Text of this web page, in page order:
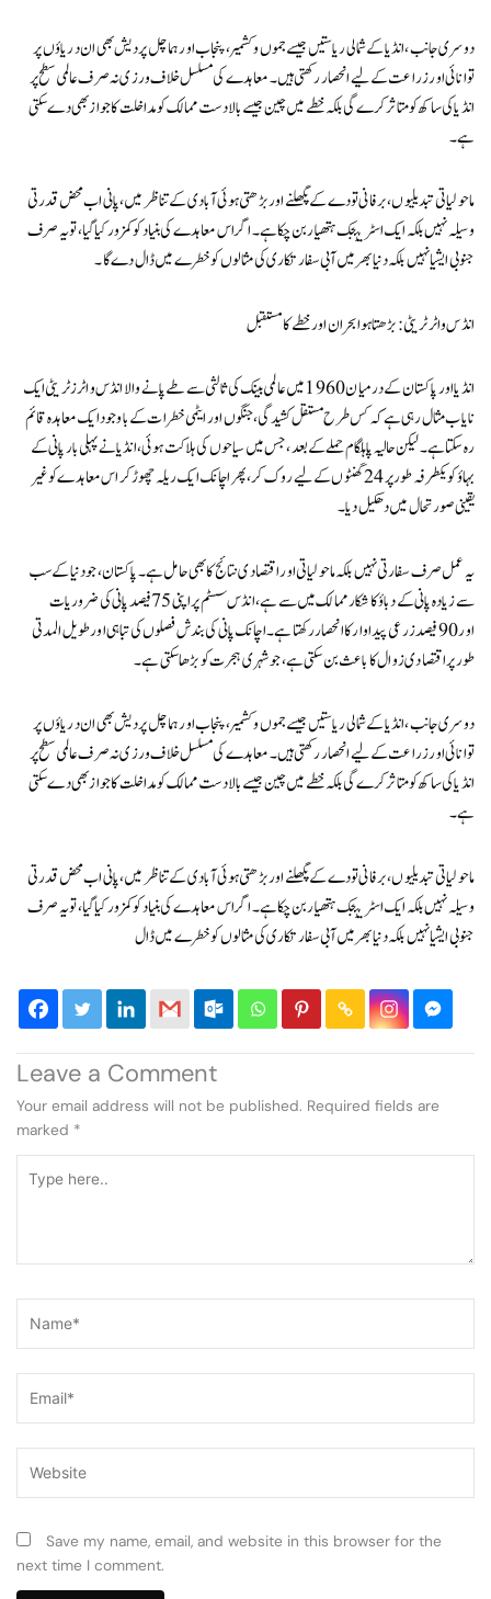
دوسری جانب، انڈیا کے شمالی ریاستیں جیسے جموں و کشمیر، پنجاب اور ہماچل پردیش بھی ان دریاؤں پر
توانائی اور زراعت کے لیے انحصار رکھتی ہیں۔ معاہدے کی مسلسل خلاف ورزی نہ صرف عالمی سطح پر
انڈیا کی ساکھ کو متاثر کرے گی بلکہ خطے میں چین جیسے بالادست ممالک کو مداخلت کا جواز بھی دے سکتی
ہے۔
ماحولیاتی تبدیلیوں، برفانی تودے کے پگھلنے اور بڑھتی ہوئی آبادی کے تناظر میں، پانی اب محض قدرتی
وسیلہ نہیں بلکہ ایک اسٹریٹجک ہتھیار بن چکا ہے۔ اگر اس معاہدے کی بنیاد کو کمزور کیا گیا، تو یہ صرف
جنوبی ایشیا نہیں بلکہ دنیا بھر میں آبی سفارتکاری کی مثالوں کو خطرے میں ڈال دے گا۔
انڈس واٹر ٹریٹی: بڑھتا ہوا بحران اور خطے کا مستقبل
انڈیا اور پاکستان کے درمیان 1960 میں عالمی بینک کی ثالثی سے طے پانے والا انڈس واٹرز ٹریٹی ایک
نایاب مثال رہی ہے کہ کس طرح مستقل کشیدگی، جنگوں اور ایٹمی خطرات کے باوجود ایک معاہدہ قائم
رہ سکتا ہے۔ لیکن حالیہ پاہلگام حملے کے بعد، جس میں سیاحوں کی ہلاکت ہوئی، انڈیا نے پہلی بار پانی کے
بہاؤ کو یکطرفہ طور پر 24 گھنٹوں کے لیے روک کر، پھر اچانک ایک ریلہ چھوڑ کر اس معاہدے کو غیر
یقینی صورتحال میں دھکیل دیا۔
یہ عمل صرف سفارتی نہیں بلکہ ماحولیاتی اور اقتصادی نتائج کا بھی حامل ہے۔ پاکستان، جو دنیا کے سب
سے زیادہ پانی کے دباؤ کا شکار ممالک میں سے ہے، انڈس سسٹم پر اپنی 75 فیصد پانی کی ضروریات
اور 90 فیصد زرعی پیداوار کا انحصار رکھتا ہے۔ اچانک پانی کی بندش فصلوں کی تباہی اور طویل المدتی
طور پر اقتصادی زوال کا باعث بن سکتی ہے، جو شہری ہجرت کو بڑھا سکتی ہے۔
دوسری جانب، انڈیا کے شمالی ریاستیں جیسے جموں و کشمیر، پنجاب اور ہماچل پردیش بھی ان دریاؤں پر
توانائی اور زراعت کے لیے انحصار رکھتی ہیں۔ معاہدے کی مسلسل خلاف ورزی نہ صرف عالمی سطح پر
انڈیا کی ساکھ کو متاثر کرے گی بلکہ خطے میں چین جیسے بالادست ممالک کو مداخلت کا جواز بھی دے سکتی
ہے۔
ماحولیاتی تبدیلیوں، برفانی تودے کے پگھلنے اور بڑھتی ہوئی آبادی کے تناظر میں، پانی اب محض قدرتی
وسیلہ نہیں بلکہ ایک اسٹریٹجک ہتھیار بن چکا ہے۔ اگر اس معاہدے کی بنیاد کو کمزور کیا گیا، تو یہ صرف
جنوبی ایشیا نہیں بلکہ دنیا بھر میں آبی سفارتکاری کی مثالوں کو خطرے میں ڈال
Leave a Comment
Your email address will not be published. Required fields are
marked *
here..
Save my name, email, and website in this browser for the
next time I comment.